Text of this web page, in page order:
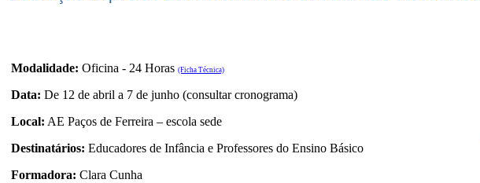
Modalidade: Oficina - 24 Horas (Ficha Técnica)
Data: De 12 de abril a 7 de junho (consultar cronograma)
Local: AE Paços de Ferreira – escola sede
Destinatários: Educadores de Infância e Professores do Ensino Básico
Formadora: Clara Cunha